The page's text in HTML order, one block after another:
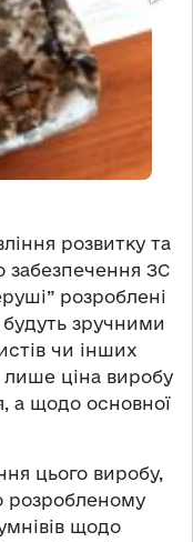
розвитку та
забезпечення ЗС
розроблені
зручними
чи інших
лише ціна виробу
а щодо основної
цього виробу,
розробленому
щодо